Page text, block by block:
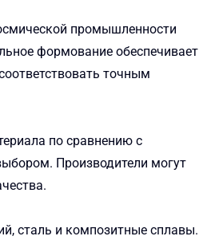
промышленности
формование обеспечивает
точным
по сравнению с
Производители могут
сталь и композитные сплавы.